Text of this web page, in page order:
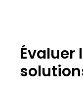
Évaluer